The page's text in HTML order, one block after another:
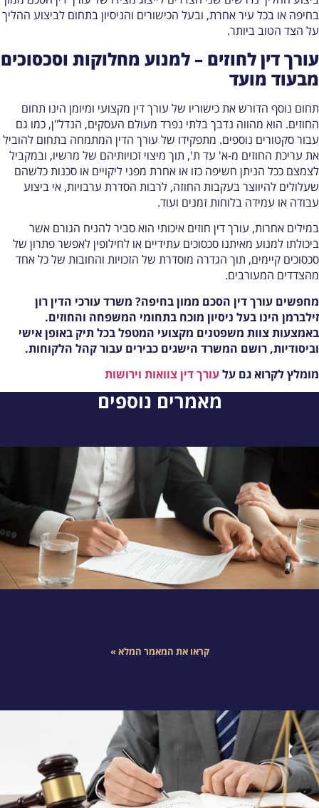
או בכל עיר אחרת, ובעל הכישורים והניסיון בתחום לביצוע ההליך
הצד הטוב ביותר.
דין לחוזים – למנוע מחלוקות וסכסוכים
מועד
נוסף הדורש את כישוריו של עורך דין מקצועי ומיומן הינו תחום
הוא מהווה נדבך בלתי נפרד מעולם העסקים, הנדל"ן, כמו גם
סקטורים נוספים. מתפקידו של עורך הדין המתמחה בתחום להוביל
עריכת החוזים מ-א' עד ת', תוך מיצוי זכויותיהם של מרשיו, ובמקביל
ככל הניתן חשיפה כזו או אחרת מפני ליקויים או סכנות כלשהם
להיווצר בעקבות החוזה, לרבות הסדרת ערבויות, אי ביצוע
או עמידה בלוחות זמנים ועוד.
אחרות, עורך דין חוזים איכותי הוא סביר להניח הגורם אשר
למנוע מאיתנו סכסוכים עתידיים או לחילופין לאפשר פתרון של
קיימים, תוך הגדרה מוסדרת של הזכויות והחובות של כל אחד
המעורבים.
עורך דין הסכם ממון בחיפה?משרד עורכי הדין רון
הינו בעל ניסיון מוכח בתחומי המשפחה והחוזים.
צוות משפטנים מקצועי המטפל בכל תיק באופן אישי
רושם המשרד הישגים כבירים עבור קהל הלקוחות.
לקרוא גם עלעורך דין צוואות וירושות
מאמרים נוספים
קראו את המאמר המלא »